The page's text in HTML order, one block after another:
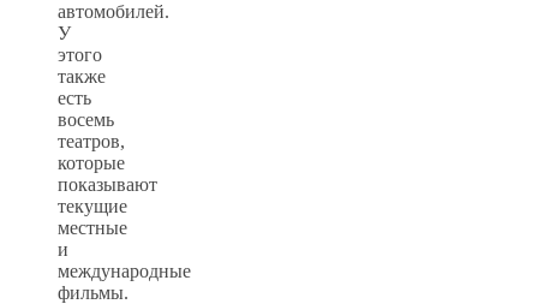
автомобилей.
У
этого
также
есть
восемь
театров,
которые
показывают
текущие
местные
и
международные
фильмы.